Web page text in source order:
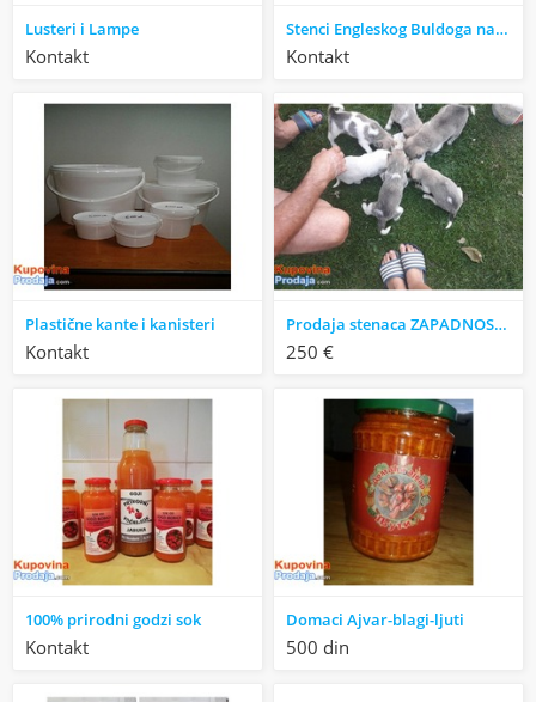
Lusteri i Lampe
Kontakt
Stenci Engleskog Buldoga na prodaju
Kontakt
Plastične kante i kanisteri
Kontakt
Prodaja stenaca ZAPADNOSIBIRSKIH LAJKI
250 €
100% prirodni godzi sok
Kontakt
Domaci Ajvar-blagi-ljuti
500 din